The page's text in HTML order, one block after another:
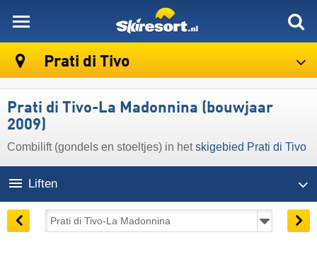
Prati di Tivo
Prati di Tivo-La Madonnina (bouwjaar
2009)
Combilift (gondels en stoeltjes) in hetskigebied Prati di Tivo
Liften